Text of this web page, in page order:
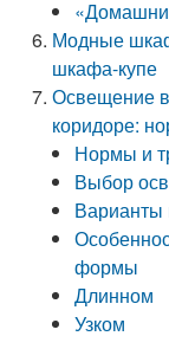
Модные
шкафа-купе
Освещение
коридоре:
Нормы и
Выбор
Варианты
формы
Длинном
Узком